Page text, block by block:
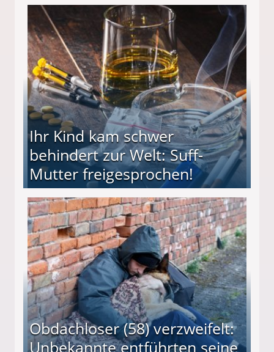
(34) in den finanziellen Ruin!
Ihr Kind kam schwer
behindert zur Welt: Suff-
Mutter freigesprochen!
Mutter freigesprochen!
Obdachloser (58) verzweifelt:
Unbekannte entführten seine